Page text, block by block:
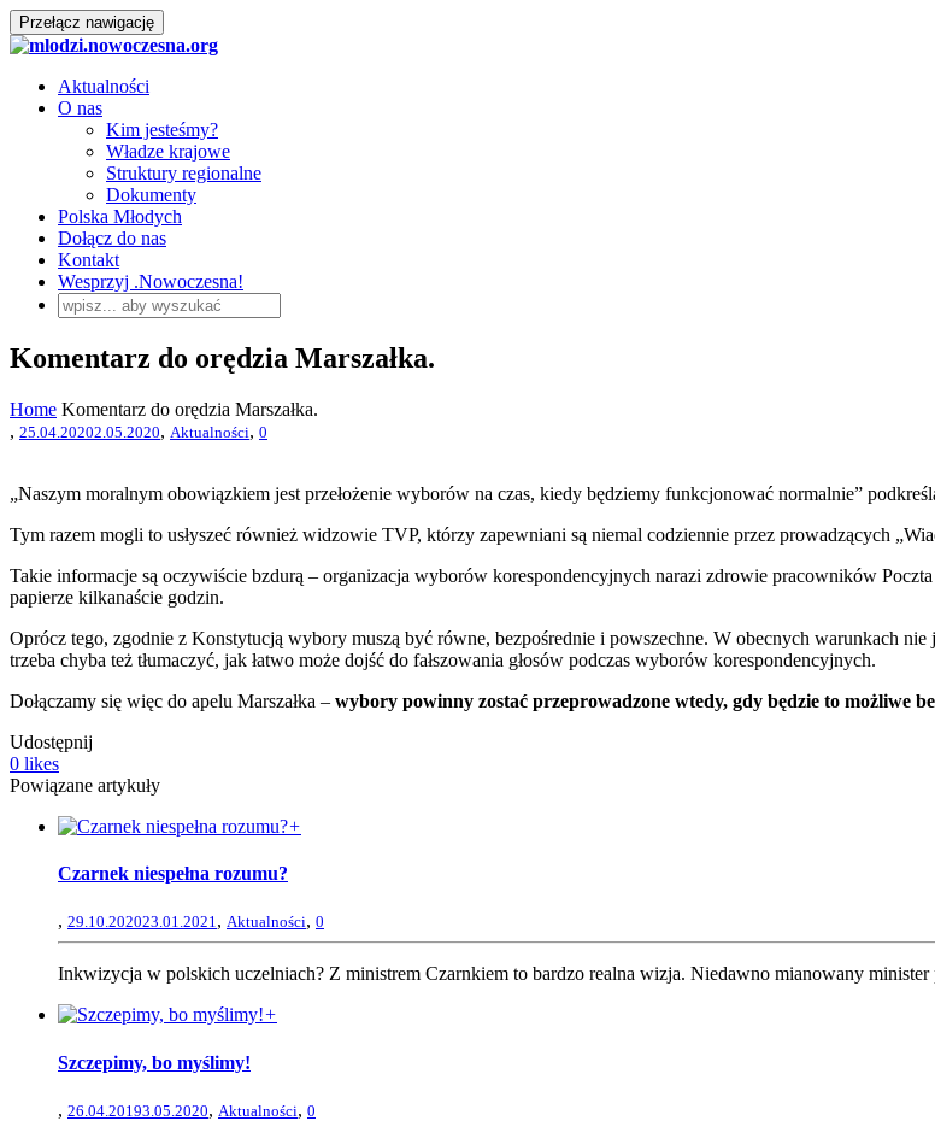
Przełącz nawigację
Aktualności
O nas
Kim jesteśmy?
Władze krajowe
Struktury regionalne
Dokumenty
Polska Młodych
Dołącz do nas
Kontakt
Wesprzyj .Nowoczesna!
Komentarz do orędzia Marszałka.
Home Komentarz do orędzia Marszałka.
, 25.04.20202.05.2020, Aktualności, 0
„Naszym moralnym obowiązkiem jest przełożenie wyborów na czas, kiedy będziemy funkcjonować normalnie”
Tym razem mogli to usłyszeć również widzowie TVP, którzy zapewniani są niemal codziennie przez prowadzących
Takie informacje są oczywiście bzdurą – organizacja wyborów korespondencyjnych narazi zdrowie pracowników
papierze kilkanaście godzin.
Oprócz tego, zgodnie z Konstytucją wybory muszą być równe, bezpośrednie i powszechne. W obecnych warunkach
trzeba chyba też tłumaczyć, jak łatwo może dojść do fałszowania głosów podczas wyborów korespondencyjnych.
Dołączamy się więc do apelu Marszałka – wybory powinny zostać przeprowadzone wtedy, gdy będzie to możliwe
Udostępnij
0 likes
Powiązane artykuły
+
Czarnek niespełna rozumu?
, 29.10.202023.01.2021, Aktualności, 0
Inkwizycja w polskich uczelniach? Z ministrem Czarnkiem to bardzo realna wizja. Niedawno mianowany minister
+
Szczepimy, bo myślimy!
, 26.04.20193.05.2020, Aktualności, 0